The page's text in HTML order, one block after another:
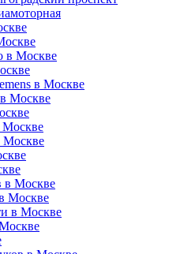
в Москве
в Москве
Москве
Москве
Москве
в Москве
Москве
в Москве